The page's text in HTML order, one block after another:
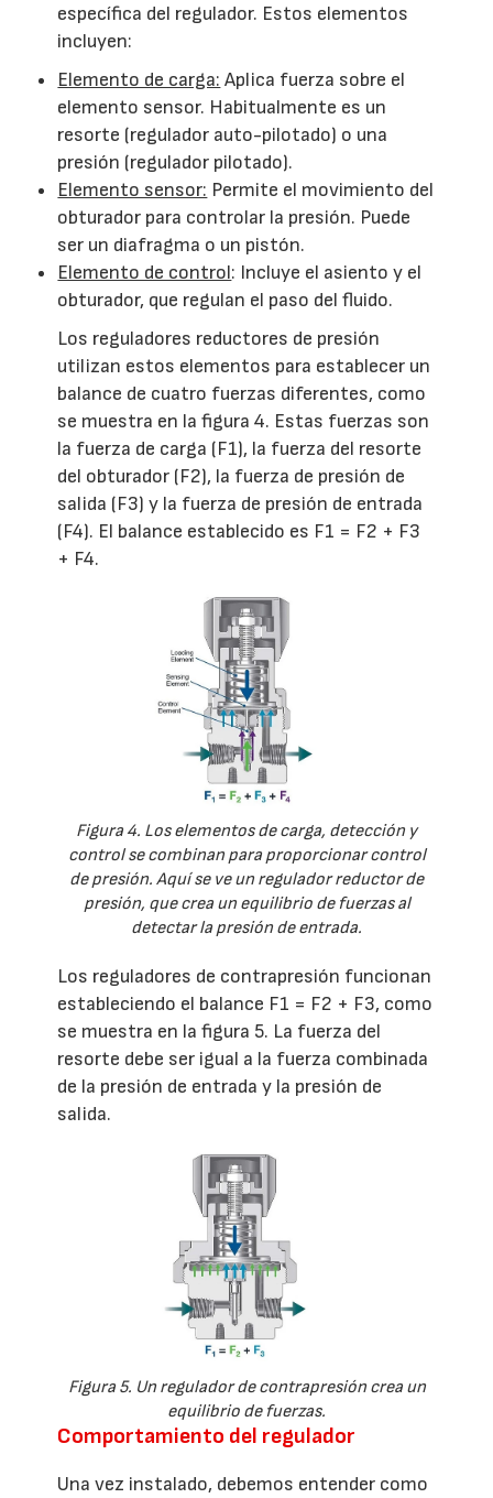
específica del regulador. Estos elementos
incluyen:
Elemento de carga: Aplica fuerza sobre el
elemento sensor. Habitualmente es un
resorte (regulador auto-pilotado) o una
presión (regulador pilotado).
Elemento sensor: Permite el movimiento del
obturador para controlar la presión. Puede
ser un diafragma o un pistón.
Elemento de control: Incluye el asiento y el
obturador, que regulan el paso del fluido.
Los reguladores reductores de presión
utilizan estos elementos para establecer un
balance de cuatro fuerzas diferentes, como
se muestra en la figura 4. Estas fuerzas son
la fuerza de carga (F1), la fuerza del resorte
del obturador (F2), la fuerza de presión de
salida (F3) y la fuerza de presión de entrada
(F4). El balance establecido es F1 = F2 + F3
+ F4.
Figura 4. Los elementos de carga, detección y
control se combinan para proporcionar control
de presión. Aquí se ve un regulador reductor de
presión, que crea un equilibrio de fuerzas al
detectar la presión de entrada.
Los reguladores de contrapresión funcionan
estableciendo el balance F1 = F2 + F3, como
se muestra en la figura 5. La fuerza del
resorte debe ser igual a la fuerza combinada
de la presión de entrada y la presión de
salida.
Figura 5. Un regulador de contrapresión crea un
equilibrio de fuerzas.
Comportamiento del regulador
Una vez instalado, debemos entender como